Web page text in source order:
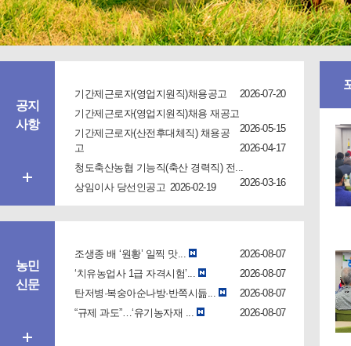
공지
사항
기간제근로자(영업지원직)채용공고
2026-07-20
기간제근로자(영업지원직)채용 재공고
2026-05-15
기간제근로자(산전후대체직) 채용공
고
2026-04-17
청도축산농협 기능직(축산 경력직) 전...
2026-03-16
상임이사 당선인공고 2026-02-19
농민
신문
조생종 배 ‘원황’ 일찍 맛...
2026-08-07
‘치유농업사 1급 자격시험’...
2026-08-07
탄저병·복숭아순나방·반쪽시듦...
2026-08-07
“규제 과도”…‘유기농자재 ...
2026-08-07